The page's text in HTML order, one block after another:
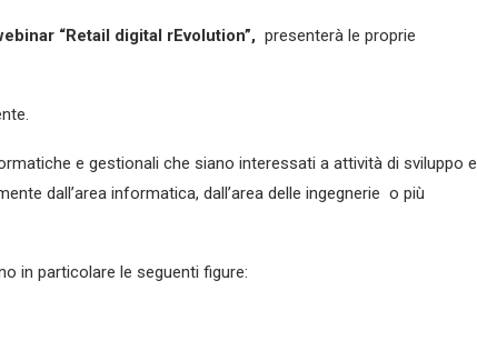
“Retail digital rEvolution”, presenterà le proprie
e gestionali che siano interessati a attività di sviluppo e
dall’area informatica, dall’area delle ingegnerie o più
in particolare le seguenti figure: